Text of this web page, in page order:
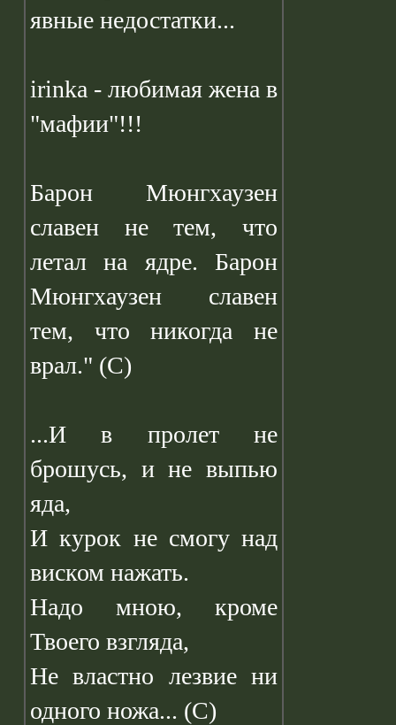
явные недостатки...
irinka - любимая жена в
"мафии"!!!
Барон Мюнгхаузен
славен не тем, что
летал на ядре. Барон
Мюнгхаузен славен
тем, что никогда не
врал." (С)
...И в пролет не
брошусь, и не выпью
яда,
И курок не смогу над
виском нажать.
Надо мною, кроме
Твоего взгляда,
Не властно лезвие ни
одного ножа... (С)